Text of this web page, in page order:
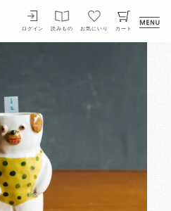
ログイン 読みもの お気にいり カート